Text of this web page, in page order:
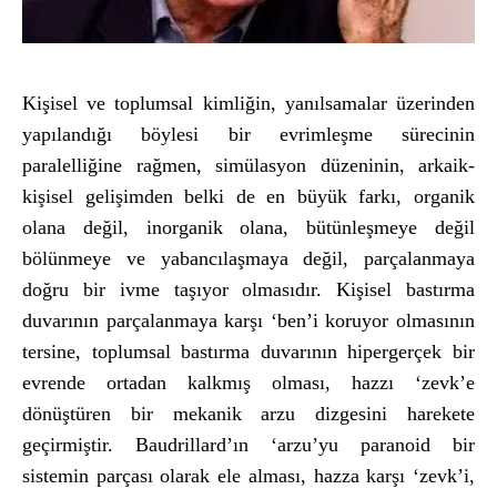
Kişisel ve toplumsal kimliğin, yanılsamalar üzerinden
yapılandığı böylesi bir evrimleşme sürecinin
paralelliğine rağmen, simülasyon düzeninin, arkaik-
kişisel gelişimden belki de en büyük farkı, organik
olana değil, inorganik olana, bütünleşmeye değil
bölünmeye ve yabancılaşmaya değil, parçalanmaya
doğru bir ivme taşıyor olmasıdır. Kişisel bastırma
duvarının parçalanmaya karşı ‘ben’i koruyor olmasının
tersine, toplumsal bastırma duvarının hipergerçek bir
evrende ortadan kalkmış olması, hazzı ‘zevk’e
dönüştüren bir mekanik arzu dizgesini harekete
geçirmiştir. Baudrillard’ın ‘arzu’yu paranoid bir
sistemin parçası olarak ele alması, hazza karşı ‘zevk’i,